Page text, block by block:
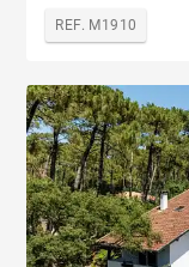
REF. M1910